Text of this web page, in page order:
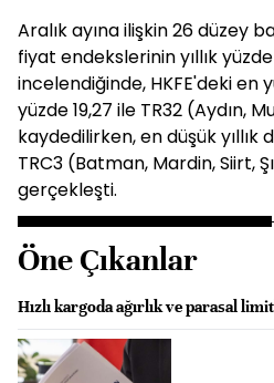
Aralık ayına ilişkin 26 düzey
fiyat endekslerinin yıllık
incelendiğinde, HKFE'deki en
yüzde 19,27 ile TR32 (Aydın,
kaydedilirken, en düşük yıllık
TRC3 (Batman, Mardin, Siirt,
gerçekleşti.
Öne Çıkanlar
Hızlı kargoda ağırlık ve parasal